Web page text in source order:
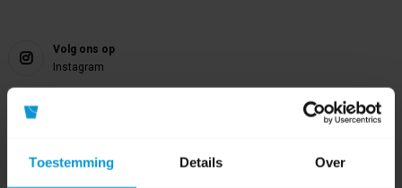
Toestemming Details Over
Volg ons op
Instagram
Volg ons op